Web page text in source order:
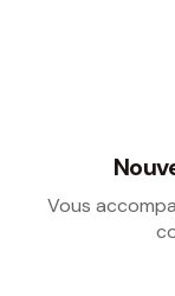
Vous